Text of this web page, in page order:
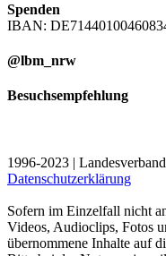
Spenden
IBAN:
@lbm_nrw
Besuchsempfehlung
1996-2023 |
Datenschutzerklärung
Sofern im Einzelfall nicht
Videos, Audioclips, Fotos
übernommene Inhalte auf